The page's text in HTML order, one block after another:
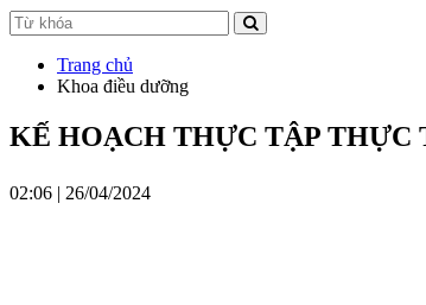
Trang chủ
Khoa điều dưỡng
KẾ HOẠCH THỰC TẬP THỰC
02:06 | 26/04/2024